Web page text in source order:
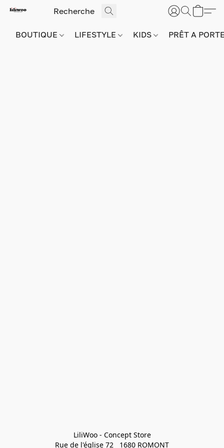
BOUTIQUE LIFESTYLE KIDS PRÊT A
LiliWoo - Concept Store
Rue de l'église 72   1680 ROMONT